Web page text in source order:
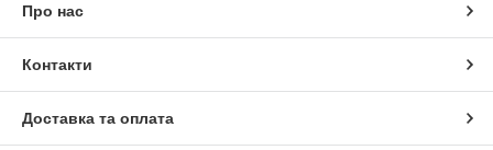
Про нас
Контакти
Доставка та оплата